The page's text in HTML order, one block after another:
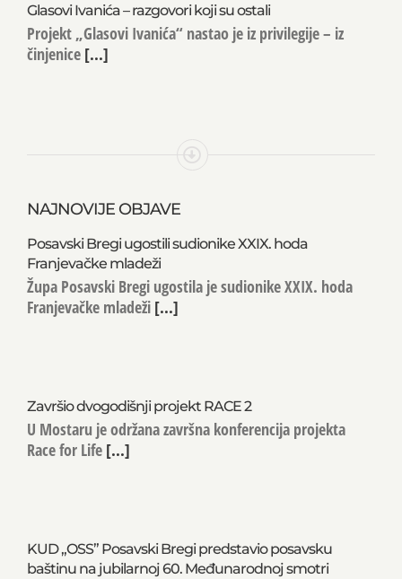
Glasovi Ivanića – razgovori koji su ostali
Projekt „Glasovi Ivanića“ nastao je iz privilegije – iz
činjenice [...]
NAJNOVIJE OBJAVE
Posavski Bregi ugostili sudionike XXIX. hoda
Franjevačke mladeži
Župa Posavski Bregi ugostila je sudionike XXIX. hoda
Franjevačke mladeži [...]
Završio dvogodišnji projekt RACE 2
U Mostaru je održana završna konferencija projekta
Race for Life [...]
KUD „OSS” Posavski Bregi predstavio posavsku
baštinu na jubilarnoj 60. Međunarodnoj smotri